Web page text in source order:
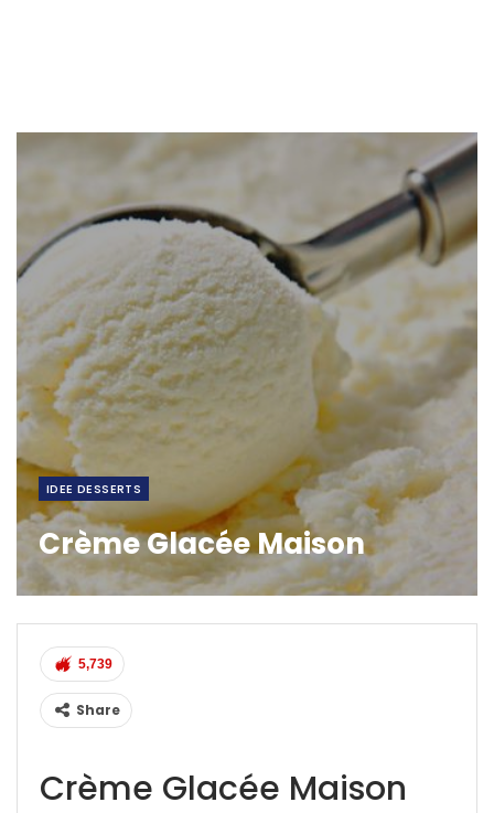
IDEE DESSERTS
Crème Glacée Maison
5,739
Share
Crème Glacée Maison